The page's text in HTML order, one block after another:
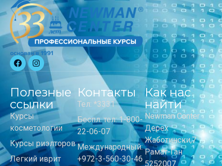
Полезные
ссылки
Курсы
косметологии
Курсы риэлторов
Легкий иврит
Контакты
Тел: *3331
Беспл. тел: 1-800-
22-06-07
Международный:
+972-3-560-30-46
Как нас
найти
Newman Center
Дерех
Жаботински,7
Рамат-Ган
5252007